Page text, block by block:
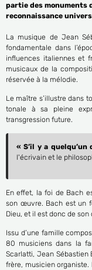
partie des monuments
reconnaissance
La musique de Jean
fondamentale dans
influences italiennes et
musicaux de la
réservée à la mélodie.
Le maître s’illustre dans
tonale à sa pleine
transgression future.
« S’il y a
l'écrivain et le
En effet, la foi de Bach
son œuvre. Bach est un
Dieu, et il est donc de
Issu d’une famille
80 musiciens dans la
Scarlatti, Jean Sébastien
frère, musicien